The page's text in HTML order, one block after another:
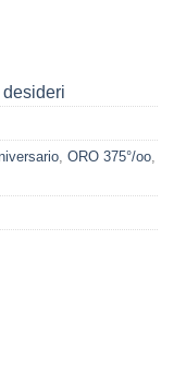
ORO 375°/oo